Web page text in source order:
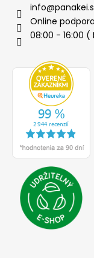
info@
Online
08:00 - 16:00 (